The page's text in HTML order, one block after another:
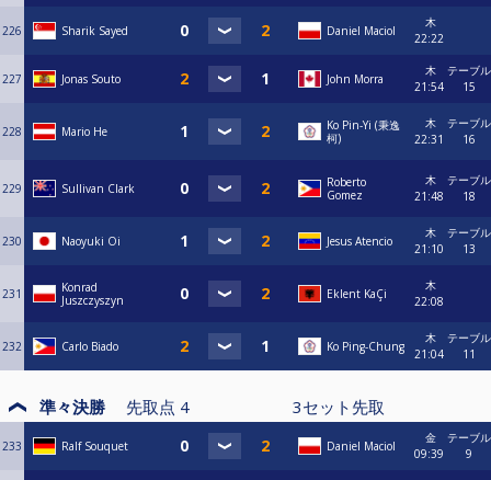
226 Sharik Sayed Daniel Maciol
木
22:22
227 Jonas Souto John Morra
木
21:54
テーブル
15
228 Mario He
Ko Pin-Yi (秉逸
柯)
木
22:31
テーブル
16
229 Sullivan Clark
Roberto
Gomez
木
21:48
テーブル
18
230 Naoyuki Oi Jesus Atencio
木
21:10
テーブル
13
231
Konrad
Juszczyszyn
Eklent KaÇi
木
22:08
232 Carlo Biado Ko Ping-Chung
木
21:04
テーブル
11
準々決勝 先取点 4 3セット先取
233 Ralf Souquet Daniel Maciol
金
09:39
テーブル
9